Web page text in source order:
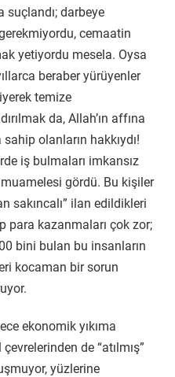
suçlandı; darbeye
cemaatin
yetiyordu mesela. Oysa
beraber yürüyenler
temize
da, Allah’ın affına
olanların hakkıydı!
iş bulmaları imkansız
gördü. Bu kişiler
sakıncalı” ilan edildikleri
para kazanmaları çok zor;
bini bulan bu insanların
kocaman bir sorun
ekonomik yıkıma
de “atılmış”
yüzlerine